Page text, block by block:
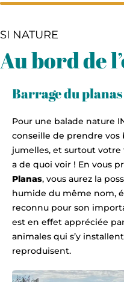
SI NATURE
Au bord de
Barrage du planas
Pour une balade nature
conseille de prendre vos
jumelles, et surtout votre
a de quoi voir ! En vous
Planas, vous aurez la
humide du même nom,
reconnu pour son
est en effet appréciée
animales qui s’y
reproduisent.